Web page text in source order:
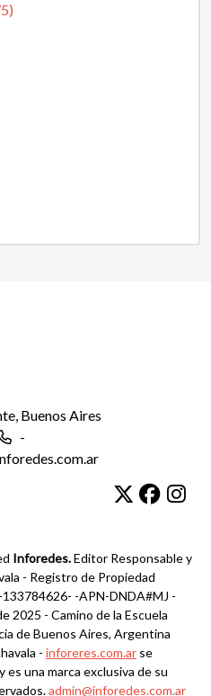
Buenos Aires
-
Inforedes.Editor Responsable y
- Registro de Propiedad
-APN-DNDA#MJ -
2025 - Camino de la Escuela
de Buenos Aires, Argentina
- inforeres.com.ar se
y es una marca exclusiva de su
admin@inforedes.com.ar